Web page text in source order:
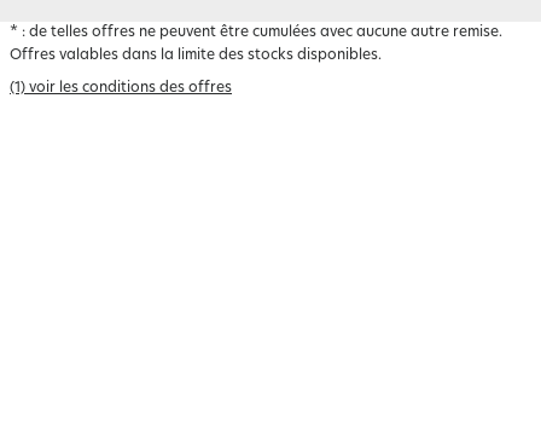
* : de telles offres ne peuvent être cumulées avec aucune autre remise.
Offres valables dans la limite des stocks disponibles.
(1) voir les conditions des offres